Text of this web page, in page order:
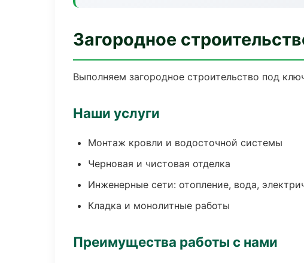
Загородное
Выполняем загородное строительство под
Наши услуги
Монтаж кровли и водосточной системы
Черновая и чистовая отделка
Инженерные сети: отопление, вода,
Кладка и монолитные работы
Преимущества работы с нами